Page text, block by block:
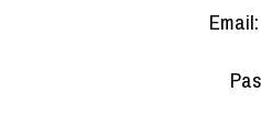
Email: